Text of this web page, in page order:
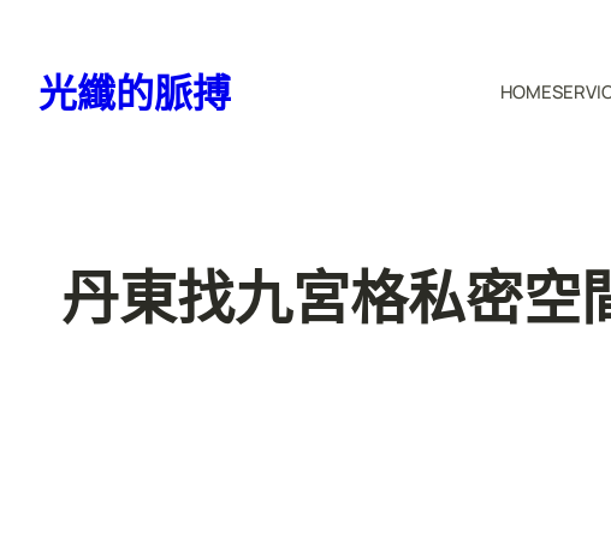
光纖的脈搏 HOME
丹東找九宮格私密空